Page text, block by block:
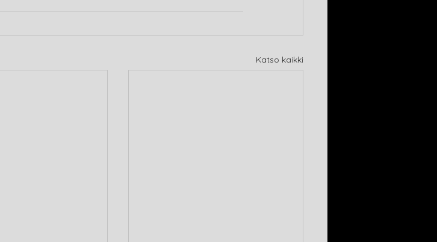
Katso kaikki